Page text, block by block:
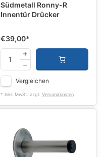
Südmetall Ronny-R
Innentür Drücker
€39,00*
Vergleichen
* Inkl. MwSt. zzgl. Versandkosten